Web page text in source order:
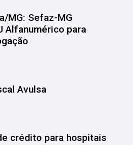
MG: Sefaz-MG
Alfanumérico para
Avulsa
crédito para hospitais